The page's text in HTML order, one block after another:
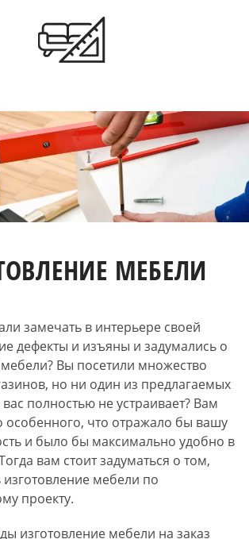
МЕБЕЛИ
замечать в интерьере своей
дефекты и изъяны и задумались о
Вы посетили множество
но ни один из предлагаемых
полностью не устраивает? Вам
особенного, что отражало бы вашу
и было бы максимально удобно в
вам стоит задуматься о том,
изготовление мебели по
проекту.
изготовление мебели на заказ